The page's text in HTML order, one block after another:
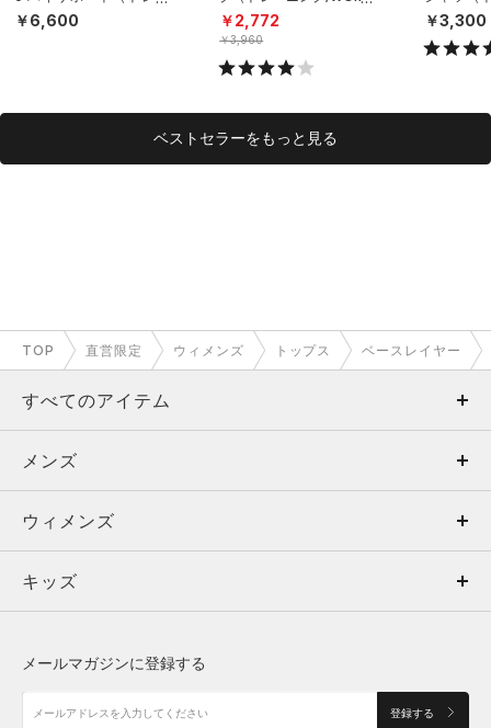
ニング/WOMEN）
￥6,600
N）
￥2,772
￥3,960
NISEX）
￥3,300
ベストセラーをもっと見る
TOP 直営限定 ウィメンズ トップス ベースレイヤー
すべてのアイテム
メンズ
ウィメンズ
キッズ
アクセサリー
メンズ
トップス
ボトムス
アクセサリー
ウィメンズ
トップス
シューズ
キッズ
メールマガジンに登録する
登録する